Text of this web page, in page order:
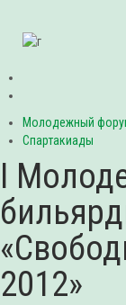
Молодежный
Спартакиады
I
2012»